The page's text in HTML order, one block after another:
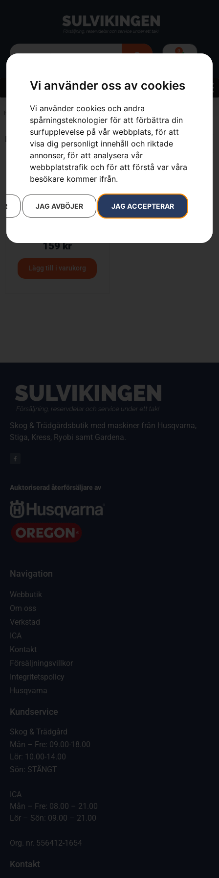
Vi använder oss av cookies
Vi använder cookies och andra
spårningsteknologier för att förbättra din
surfupplevelse på vår webbplats, för att
visa dig personligt innehåll och riktade
annonser, för att analysera vår
webbplatstrafik och för att förstå var våra
besökare kommer ifrån.
JAG ACCEPTERAR
JAG AVBÖJER
0
Hem Moon mist grey
Endast ett sökresultat
159kr
Lägg till i varukorg
Skog & Trädgårdsbutik med maskiner från Husqvarna,
Stiga, Kress, Ryobi samt Gardena.
Auktoriserad återförsäljare av
Navigation
Webbutik
Om oss
Verkstad
ICA
Kontakt
Försäljningsvillkor
Integritetspolicy
Husqvarna
Kundservice
Skog & Trädgård
Mån – Fre: 09.00-18.00
Lör: 10.00-14.00
Sön: STÄNGT
ICA
Mån – Fre: 08.00 – 21.00
Lör – Sön: 09.00 – 21.00
Org. nr. 556412-1654
Kontakt